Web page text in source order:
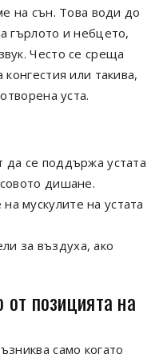
на сън. Това води до
гърлото и небцето,
Често се среща
или такива,
уста.
да се поддържа устата
дишане.
мускулите на устата
за въздуха, ако
позицията на
само когато